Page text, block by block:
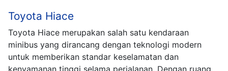
Toyota Hiace
Toyota Hiace merupakan salah satu kendaraan
minibus yang dirancang dengan teknologi modern
untuk memberikan standar keselamatan dan